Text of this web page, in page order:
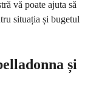
vă poate ajuta să
situația și bugetul
și